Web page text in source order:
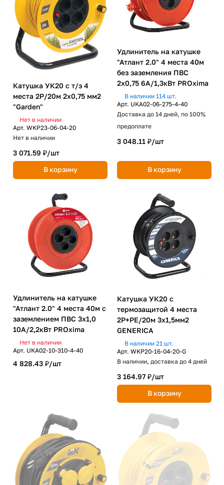
Катушка УК20 с т/з 4
места 2Р/20м 2х0,75 мм2
"Garden"
Нет в наличии
Арт. WKP23-06-04-20
Нет в наличии
3 071.59 ₽/шт
В корзину
Удлинитель на катушке
"Атлант 2.0" 4 места 40м
без заземления ПВС
2х0,75 6А/1,3кВт PROxima
В наличии 114 шт.
Арт. UKA02-06-275-4-40
Доставка до 14 дней, по 100%
предоплате
3 048.11 ₽/шт
В корзину
Удлинитель на катушке
"Атлант 2.0" 4 места 40м с
заземлением ПВС 3х1,0
10А/2,2кВт PROxima
Нет в наличии
Арт. UKA02-10-310-4-40
4 828.43 ₽/шт
Катушка УК20 с
термозащитой 4 места
2P+PE/20м 3х1,5мм2
GENERICA
В наличии 21 шт.
Арт. WKP20-16-04-20-G
В наличии, доставка до 4 дней
3 164.97 ₽/шт
В корзину